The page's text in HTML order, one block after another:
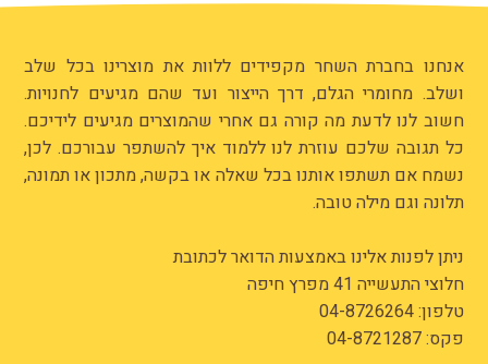
אנחנו בחברת השחר מקפידים ללוות את מוצרינו בכל שלב
ושלב. מחומרי הגלם, דרך הייצור ועד שהם מגיעים לחנויות.
חשוב לנו לדעת מה קורה גם אחרי שהמוצרים מגיעים לידיכם.
כל תגובה שלכם עוזרת לנו ללמוד איך להשתפר עבורכם. לכן,
נשמח אם תשתפו אותנו בכל שאלה או בקשה, מתכון או תמונה,
תלונה וגם מילה טובה.
ניתן לפנות אלינו באמצעות הדואר לכתובת
חלוצי התעשייה 41 מפרץ חיפה
טלפון:04-8726264
פקס: 04-8721287